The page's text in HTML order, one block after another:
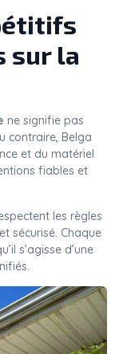
sur la
ne signifie pas
contraire, Belga
et du matériel
fiables et
les règles
sécurisé. Chaque
s’agisse d’une